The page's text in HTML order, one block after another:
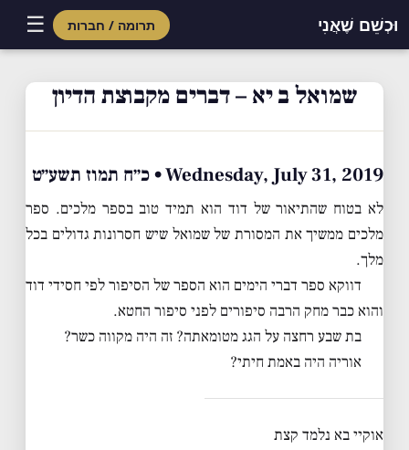
וּכְשֵׁם שֶׁאֲנִי תרומה / חברות ☰
שמואל ב יא – דברים מקבוצת הדיון
Wednesday, July 31, 2019 • כ״ח תמוז תשע״ט
לא בטוח שהתיאור של דוד הוא תמיד טוב בספר מלכים. ספר
מלכים ממשיך את המסורת של שמואל שיש חסרונות גדולים בכל
מלך.
דווקא ספר דברי הימים הוא הספר של הסיפור לפי חסידי דוד
והוא כבר מחק הרבה סיפורים לפני סיפור החטא.
בת שבע רחצה על הגג מטומאתה? זה היה מקווה כשר?
אוריה היה באמת חיתי?
אוקיי בא נלמד קצת